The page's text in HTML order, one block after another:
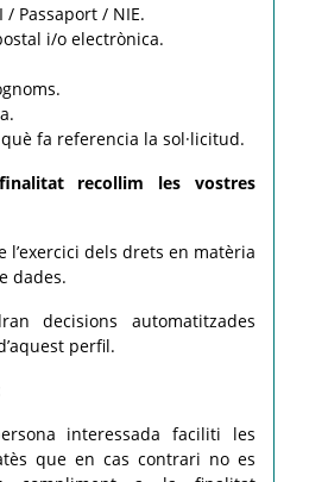
/ Passaport / NIE.
i/o electrònica.
fa referencia la sol·licitud.
recollim les vostres
l’exercici dels drets en matèria
dades.
decisions automatitzades
perfil.
interessada faciliti les
que en cas contrari no es